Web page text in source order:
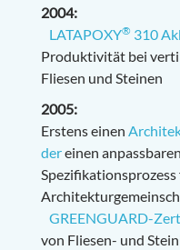
2004:
LATAPOXY® 310
Produktivität bei
Fliesen und Steinen
2005:
Erstens einen
dereinen
Spezifikationsprozess
GREENGUARD-
von Fliesen- und